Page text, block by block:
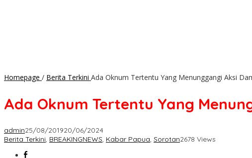
Homepage / Berita Terkini Ada Oknum Tertentu Yang Menunggangi Aksi
Ada Oknum Tertentu Yang
admin25/08/201920/06/2024
Berita Terkini, BREAKINGNEWS, Kabar Papua, Sorotan2678 Views